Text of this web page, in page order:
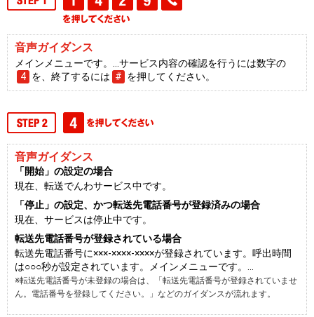
音声ガイダンス
メインメニューです。…サービス内容の確認を行うには数字の
4 を、終了するには # を押してください。
音声ガイダンス
「開始」の設定の場合
現在、転送でんわサービス中です。
「停止」の設定、かつ転送先電話番号が登録済みの場合
現在、サービスは停止中です。
転送先電話番号が登録されている場合
転送先電話番号に×××-××××-××××が登録されています。呼出時間
は○○○秒が設定されています。メインメニューです。…
※転送先電話番号が未登録の場合は、「転送先電話番号が登録されていませ
ん。電話番号を登録してください。」などのガイダンスが流れます。